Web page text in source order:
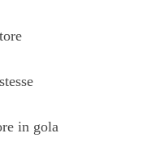
in gola